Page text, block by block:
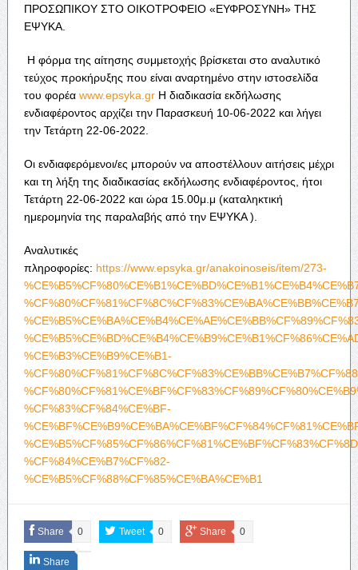
ΠΡΟΣΩΠΙΚΟΥ ΣΤΟ ΟΙΚΟΤΡΟΦΕΙΟ «ΕΥΦΡΟΣΥΝΗ» ΤΗΣ
ΕΨΥΚΑ.
Η φόρμα της αίτησης συμμετοχής βρίσκεται στο αναλυτικό
τεύχος προκήρυξης που είναι αναρτημένο στην ιστοσελίδα
του φορέα www.epsyka.grΗ διαδικασία εκδήλωσης
ενδιαφέροντος αρχίζει την Παρασκευή 10-06-2022 και λήγει
την Τετάρτη 22-06-2022.
Οι ενδιαφερόμενοι/ες μπορούν να αποστέλλουν αιτήσεις μέχρι
και τη λήξη της διαδικασίας εκδήλωσης ενδιαφέροντος, ήτοι
Τετάρτη 22-06-2022 και ώρα 15.00μ.μ (καταληκτική
ημερομηνία της παραλαβής από την ΕΨΥΚΑ ).
Αναλυτικές
πληροφορίες: https://www.epsyka.gr/anakoinoseis/item/273-
%CE%B3%CE%B9%CE%B1-
%CF%83%CF%84%CE%BF-
%CF%84%CE%B7%CF%82-
%CE%B5%CF%88%CF%85%CE%BA%CE%B1
Share 0 Tweet 0 Share 0
Share